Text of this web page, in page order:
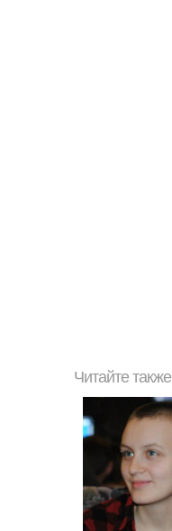
Читайте также